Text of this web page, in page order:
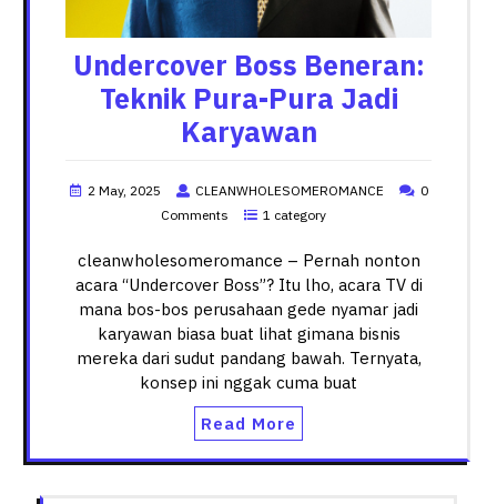
Undercover Boss Beneran:
Teknik Pura-Pura Jadi
Karyawan
2 May, 2025 CLEANWHOLESOMEROMANCE
0
Comments
1 category
cleanwholesomeromance – Pernah nonton
acara “Undercover Boss”? Itu lho, acara TV di
mana bos-bos perusahaan gede nyamar jadi
karyawan biasa buat lihat gimana bisnis
mereka dari sudut pandang bawah. Ternyata,
konsep ini nggak cuma buat
Read More